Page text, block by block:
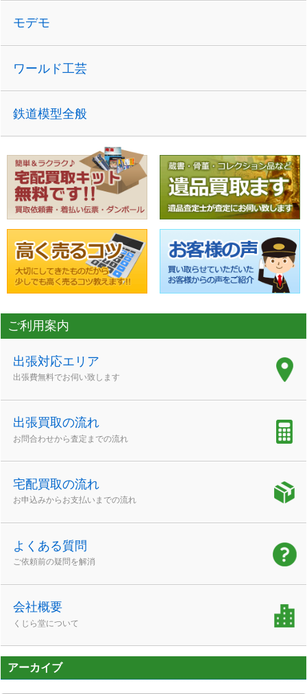
モデモ
ワールド工芸
鉄道模型全般
ご利用案内
出張対応エリア
出張費無料でお伺い致します
出張買取の流れ
お問合わせから査定までの流れ
宅配買取の流れ
お申込みからお支払いまでの流れ
よくある質問
ご依頼前の疑問を解消
会社概要
くじら堂について
アーカイブ